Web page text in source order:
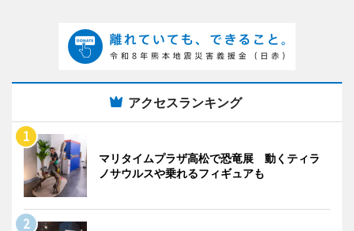
アクセスランキング
マリタイムプラザ高松で恐竜展 動くティラ
ノサウルスや乗れるフィギュアも